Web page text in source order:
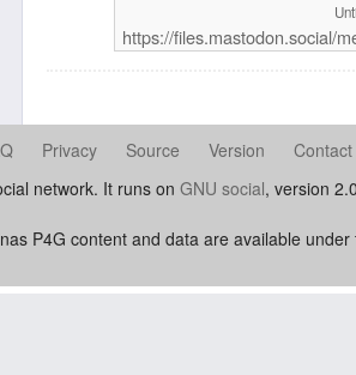
https://files.mastodon.social/
Privacy Source Version
Contact
network. It runs on GNU social, version
P4G content and data are available